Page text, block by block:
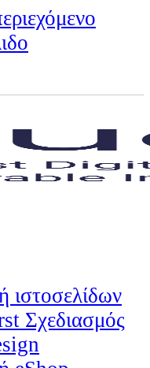
ιστοσελίδων
Σχεδιασμός